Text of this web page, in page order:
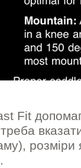
Fit
розміри